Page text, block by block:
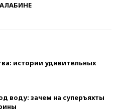
истории удивительных
воду: зачем на суперъяхты